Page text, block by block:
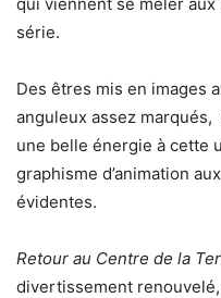
série.
Des êtres mis en images
anguleux assez
une belle énergie à cette
graphisme d’animation
évidentes.
Retour au Centre de la
divertissement